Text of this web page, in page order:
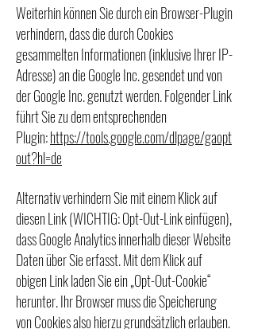
Weiterhin können Sie durch ein Browser-Plugin
verhindern, dass die durch Cookies
gesammelten Informationen (inklusive Ihrer IP-
Adresse) an die Google Inc. gesendet und von
der Google Inc. genutzt werden. Folgender Link
führt Sie zu dem entsprechenden
Plugin:https://tools.google.com/dlpage/gaopt
out?hl=de
Alternativ verhindern Sie mit einem Klick auf
diesen Link (WICHTIG: Opt-Out-Link einfügen),
dass Google Analytics innerhalb dieser Website
Daten über Sie erfasst. Mit dem Klick auf
obigen Link laden Sie ein „Opt-Out-Cookie“
herunter. Ihr Browser muss die Speicherung
von Cookies also hierzu grundsätzlich erlauben.